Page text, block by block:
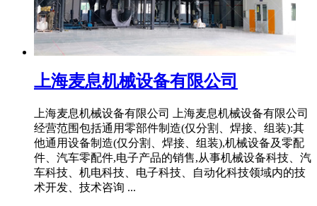
上海麦息机械设备有限公司
上海麦息机械设备有限公司 上海麦息机械设备有限公司
经营范围包括通用零部件制造(仅分割、焊接、组装):其
他通用设备制造(仅分割、焊接、组装),机械设备及零配
件、汽车零配件,电子产品的销售,从事机械设备科技、汽
车科技、机电科技、电子科技、自动化科技领域内的技
术开发、技术咨询 ...